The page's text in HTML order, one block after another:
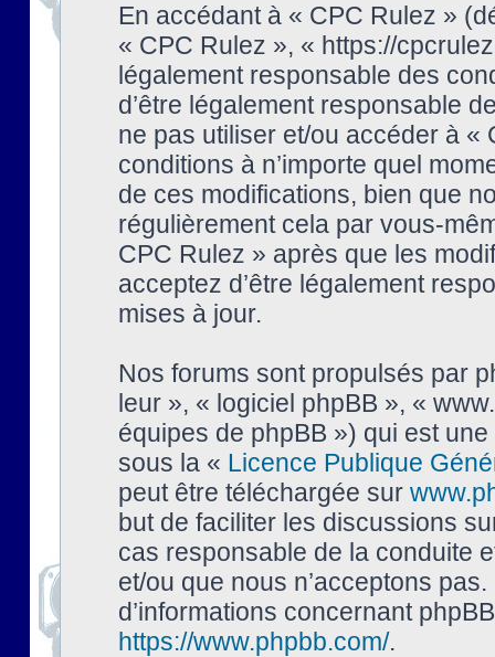
En accédant à « CPC Rulez »
« CPC Rulez », « https://
légalement responsable des
d’être légalement responsable
ne pas utiliser et/ou accéder à
conditions à n’importe quel
de ces modifications, bien que
régulièrement cela par vous-
CPC Rulez » après que les
acceptez d’être légalement
mises à jour.
Nos forums sont propulsés par
leur », « logiciel phpBB », «
équipes de phpBB ») qui est
sous la « Licence Publique
peut être téléchargée sur
but de faciliter les discussions
cas responsable de la conduite
et/ou que nous n’acceptons
d’informations concernant
https://www.phpbb.com/.